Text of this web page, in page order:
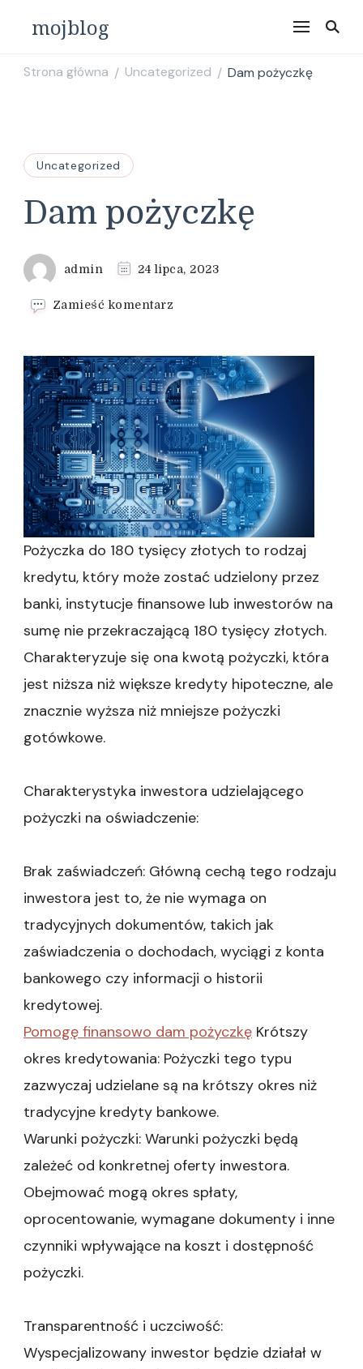
mojblog
Strona główna / Uncategorized / Dam pożyczkę
Uncategorized
Dam pożyczkę
admin 24 lipca, 2023
Zamieść komentarz
pożyczkę
Pożyczka do 180 tysięcy złotych to rodzaj
kredytu, który może zostać udzielony przez
banki, instytucje finansowe lub inwestorów na
sumę nie przekraczającą 180 tysięcy złotych.
Charakteryzuje się ona kwotą pożyczki, która
jest niższa niż większe kredyty hipoteczne, ale
znacznie wyższa niż mniejsze pożyczki
gotówkowe.
Charakterystyka inwestora udzielającego
pożyczki na oświadczenie:
Brak zaświadczeń: Główną cechą tego rodzaju
inwestora jest to, że nie wymaga on
tradycyjnych dokumentów, takich jak
zaświadczenia o dochodach, wyciągi z konta
bankowego czy informacji o historii
kredytowej.
Pomogę finansowo dam pożyczkę Krótszy
okres kredytowania: Pożyczki tego typu
zazwyczaj udzielane są na krótszy okres niż
tradycyjne kredyty bankowe.
Warunki pożyczki: Warunki pożyczki będą
zależeć od konkretnej oferty inwestora.
Obejmować mogą okres spłaty,
oprocentowanie, wymagane dokumenty i inne
czynniki wpływające na koszt i dostępność
pożyczki.
Transparentność i uczciwość:
Wyspecjalizowany inwestor będzie działał w